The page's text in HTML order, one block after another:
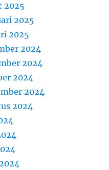
2025
2025
2025
2024
2024
2024
2024
2024